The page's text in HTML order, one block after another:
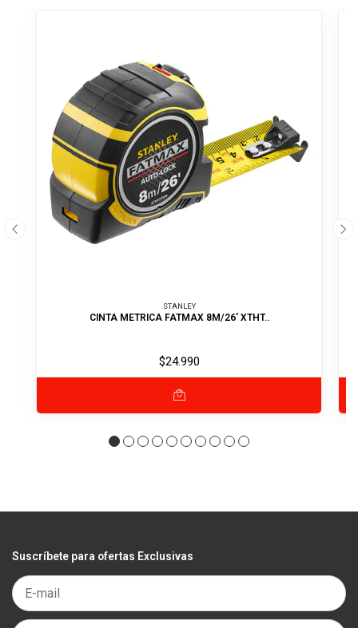
STANLEY
CINTA METRICA FATMAX 8M/26' XTHT..
$24.990
Suscríbete para ofertas Exclusivas